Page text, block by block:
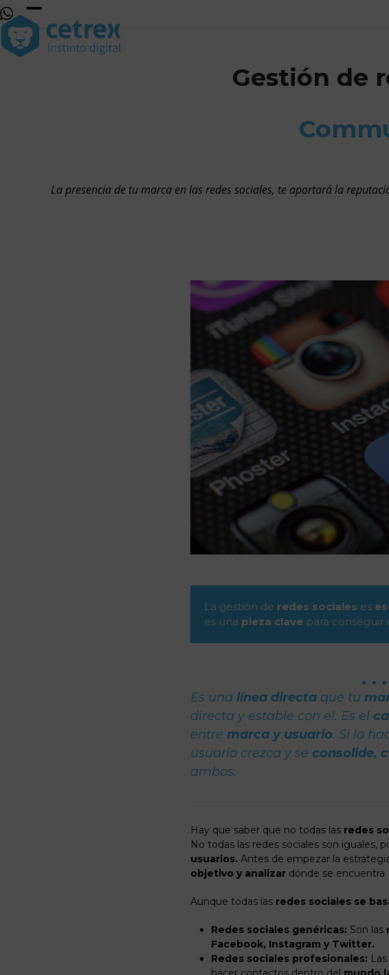
Skip
to
content
Open
mobile
Close
mobile
Gestión de
La presencia de tu marca en las redes sociales, te aportará la
La gestión de redes sociales es
es una pieza clave para conseguir
Es una línea directa que tu
directa y estable con el. Es el
entre marca y usuario. Si lo
usuario crezca y se consolide,
ambos.
Hay que saber que no todas las redes
No todas las redes sociales son iguales,
usuarios. Antes de empezar la
objetivo y analizar dónde se encuentra
Aunque todas las redes sociales se
Redes sociales genéricas: Son las
Facebook, Instagram y Twitter.
Redes sociales profesionales: Las